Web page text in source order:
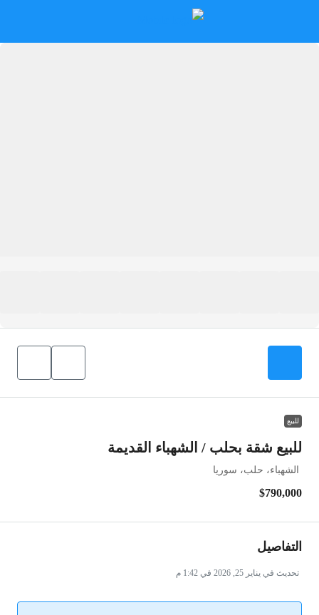
للبيع
للبيع شقة بحلب / الشهباء القديمة
الشهباء، حلب، سوريا
$790,000
التفاصيل
تحديث في يناير 25, 2026 في 1:42 م